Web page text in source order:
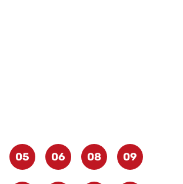
05 06 08 09